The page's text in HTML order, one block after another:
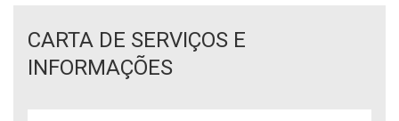
CARTA DE SERVIÇOS E
INFORMAÇÕES